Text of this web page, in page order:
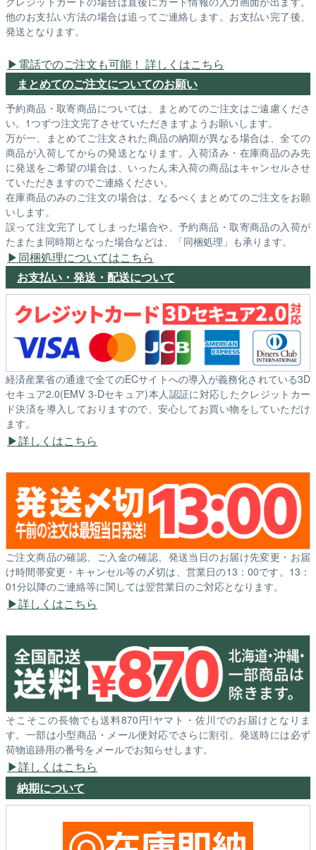
他のお支払い方法の場合は追ってご連絡します。お支払い完了後、
発送となります。
電話でのご注文も可能！ 詳しくはこちら
まとめてのご注文についてのお願い
予約商品・取寄商品については、まとめてのご注文はご遠慮くださ
い。1つずつ注文完了させていただきますようお願いします。
万が一、まとめてご注文された商品の納期が異なる場合は、全ての
商品が入荷してからの発送となります。入荷済み・在庫商品のみ先
に発送をご希望の場合は、いったん未入荷の商品はキャンセルさせ
ていただきますのでご連絡ください。
在庫商品のみのご注文の場合は、なるべくまとめてのご注文をお願
いします。
誤って注文完了してしまった場合や、予約商品・取寄商品の入荷が
たまたま同時期となった場合などは、「同梱処理」も承ります。
同梱処理についてはこちら
お支払い・発送・配送について
経済産業省の通達で全てのECサイトへの導入が義務化されている3D
セキュア2.0(EMV 3-Dセキュア)本人認証に対応したクレジットカー
ド決済を導入しておりますので、安心してお買い物をしていただけ
ます。
詳しくはこちら
ご注文商品の確認、ご入金の確認、発送当日のお届け先変更・お届
け時間帯変更・キャンセル等の〆切は、営業日の13：00です。13：
01分以降のご連絡等に関しては翌営業日のご対応となります。
詳しくはこちら
そこそこの長物でも送料870円!ヤマト・佐川でのお届けとなりま
す。一部は小型商品・メール便対応でさらに割引。発送時には必ず
荷物追跡用の番号をメールでお知らせします。
詳しくはこちら
納期について